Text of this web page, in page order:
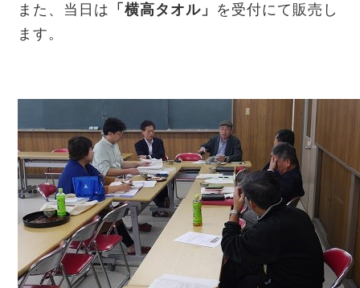
また、当日は 「横高タオル」 を受付にて販売し
ます。